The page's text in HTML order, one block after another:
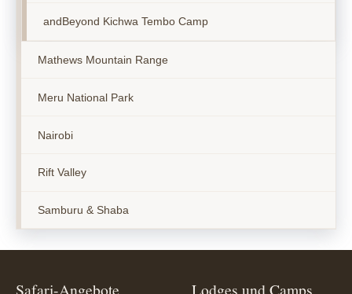
andBeyond Kichwa Tembo Camp
Mathews Mountain Range
Meru National Park
Nairobi
Rift Valley
Samburu & Shaba